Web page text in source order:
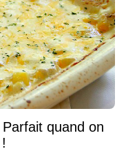
quand on